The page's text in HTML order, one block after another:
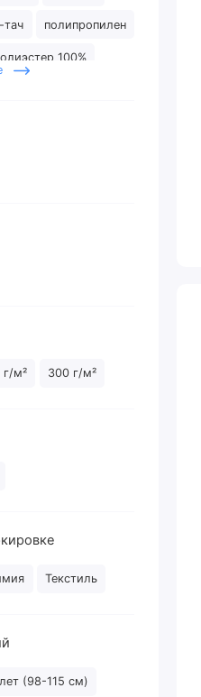
тач полипропилен
100%
г/м² 300 г/м²
Текстиль
(98-115 см)